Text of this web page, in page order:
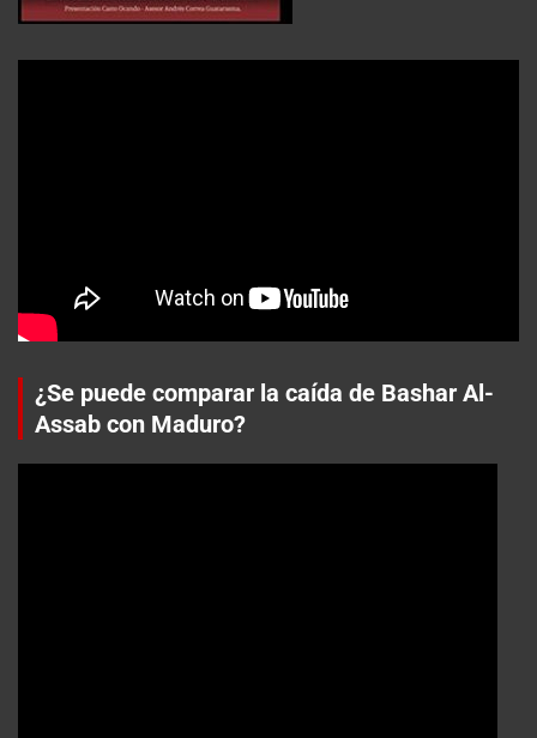
¿Se puede comparar la caída de Bashar Al-
Assab con Maduro?